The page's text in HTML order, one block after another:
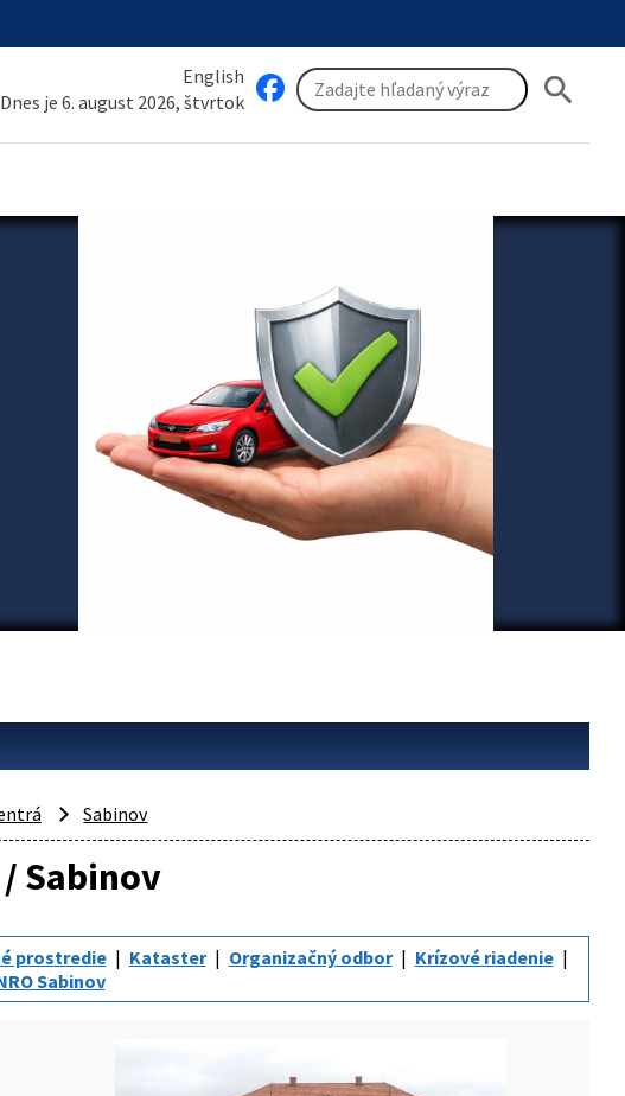
English
Dnes je 6. august 2026, štvrtok
search
Sabinov
Sabinov
prostredie Kataster Organizačný odbor
Krízové riadenie
Sabinov